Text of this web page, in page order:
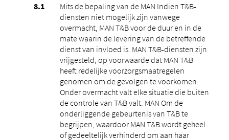
Mits de bepaling van de MAN Indien T&B-
diensten niet mogelijk zijn vanwege
overmacht, MAN T&B voor de duur en in de
mate waarin de levering van de betreffende
dienst van invloed is. MAN T&B-diensten zijn
vrijgesteld, op voorwaarde dat MAN T&B
heeft redelijke voorzorgsmaatregelen
genomen om de gevolgen te voorkomen.
Onder overmacht valt elke situatie die buiten
de controle van T&B valt. MAN Om de
onderliggende gebeurtenis van T&B te
begrijpen, waardoor MAN T&B wordt geheel
of gedeeltelijk verhinderd om aan haar